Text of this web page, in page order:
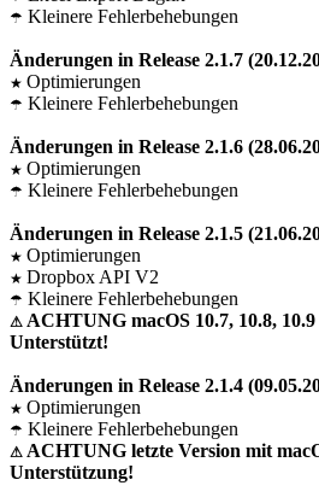
☂ Kleinere Fehlerbehebungen
Änderungen in Release 2.1.7
★ Optimierungen
☂ Kleinere Fehlerbehebungen
Änderungen in Release 2.1.6
★ Optimierungen
☂ Kleinere Fehlerbehebungen
Änderungen in Release 2.1.5
★ Optimierungen
★ Dropbox API V2
☂ Kleinere Fehlerbehebungen
⚠ ACHTUNG macOS 10.7, 10.8,
Unterstützt!
Änderungen in Release 2.1.4
★ Optimierungen
☂ Kleinere Fehlerbehebungen
⚠ ACHTUNG letzte Version mit
Unterstützung!